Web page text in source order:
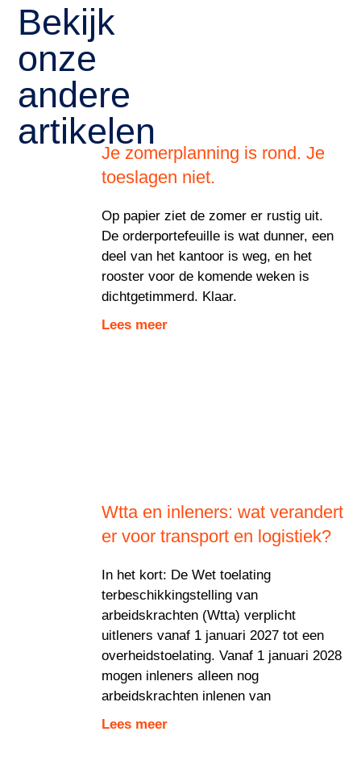
Bekijk
onze
andere
artikelen
Je zomerplanning is rond. Je
toeslagen niet.
Op papier ziet de zomer er rustig uit.
De orderportefeuille is wat dunner, een
deel van het kantoor is weg, en het
rooster voor de komende weken is
dichtgetimmerd. Klaar.
Lees meer
Wtta en inleners: wat verandert
er voor transport en logistiek?
In het kort: De Wet toelating
terbeschikkingstelling van
arbeidskrachten (Wtta) verplicht
uitleners vanaf 1 januari 2027 tot een
overheidstoelating. Vanaf 1 januari 2028
mogen inleners alleen nog
arbeidskrachten inlenen van
Lees meer